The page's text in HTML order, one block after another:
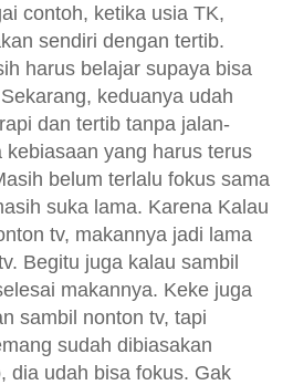
contoh, ketika usia TK,
sendiri dengan tertib.
harus belajar supaya bisa
keduanya udah
dan tertib tanpa jalan-
kebiasaan yang harus terus
belum terlalu fokus sama
suka lama. Karena Kalau
tv, makannya jadi lama
Begitu juga kalau sambil
makannya. Keke juga
sambil nonton tv, tapi
sudah dibiasakan
dia udah bisa fokus. Gak